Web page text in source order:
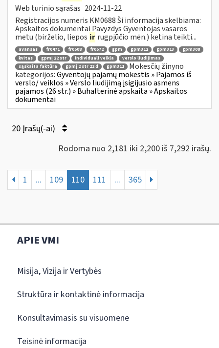
Web turinio sąrašas 2024-11-22
Registracijos numeris KM0688 Ši informacija skelbiama:
Apskaitos dokumentai Pavyzdys Gyventojas vasaros
metu (birželio, liepos ir rugpjūčio mėn.) ketina teikti...
avansas fr0471 fr0508 fr0572 gpm gpm312 gpm313
gpm308
kvitas
gpmį 22 str individuali veikla
verslo liudijimas
sąskaita faktūra
gpmį 2 str 22 d gpm311
Mokesčių žinyno
kategorijos:Gyventojų pajamų mokestis » Pajamos iš
verslo/ veiklos » Verslo liudijimą įsigijusio asmens
pajamos (26 str.) » Buhalterinė apskaita » Apskaitos
dokumentai
20 Įrašų(-ai)
Rodoma nuo 2,181 iki 2,200 iš 7,292 irašų.
1 ... 109 110 111 ... 365
APIE VMI
Misija, Vizija ir Vertybės
Struktūra ir kontaktinė informacija
Konsultavimasis su visuomene
Teisinė informacija